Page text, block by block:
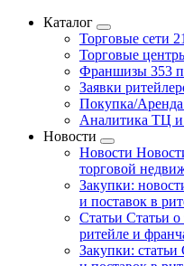
Каталог
Торговые сети
Торговые
Франшизы 353
Заявки
Покупка/
Аналитика ТЦ
Новости
Новости
торговой
Закупки:
и поставок в
Статьи Статьи
ритейле и
Закупки: статьи